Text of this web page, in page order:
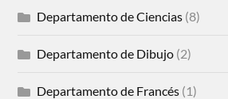
Departamento de Ciencias (8)
Departamento de Dibujo (2)
Departamento de Francés (1)